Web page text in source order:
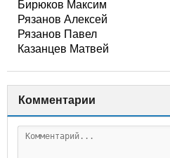
Бирюков Максим
Рязанов Алексей
Рязанов Павел
Казанцев Матвей
Комментарии